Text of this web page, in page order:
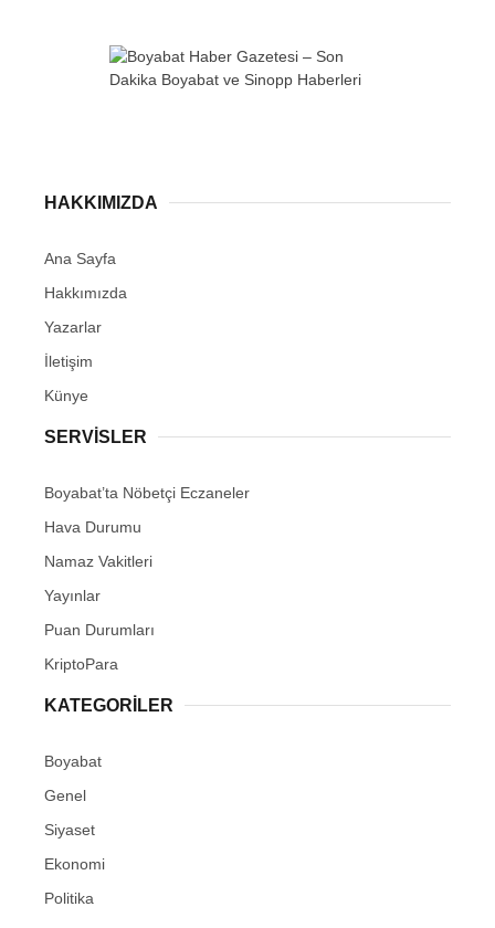
HAKKIMIZDA
Ana Sayfa
Hakkımızda
Yazarlar
İletişim
Künye
SERVISLER
Boyabat’ta Nöbetçi Eczaneler
Hava Durumu
Namaz Vakitleri
Yayınlar
Puan Durumları
KriptoPara
KATEGORILER
Boyabat
Genel
Siyaset
Ekonomi
Politika